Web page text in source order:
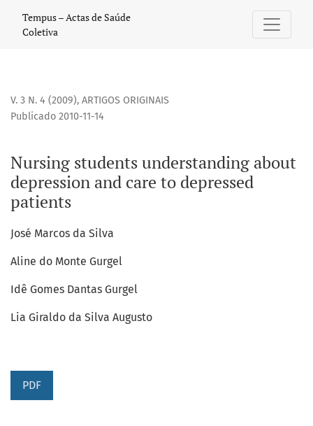
Nursing students understanding about depression and
Tempus – Actas de Saúde
Coletiva
V. 3 N. 4 (2009), ARTIGOS ORIGINAIS
Nursing students understanding about
depression and care to depressed
patients
Publicado 2010-11-14
José Marcos da Silva
Aline do Monte Gurgel
Idê Gomes Dantas Gurgel
Lia Giraldo da Silva Augusto
PDF